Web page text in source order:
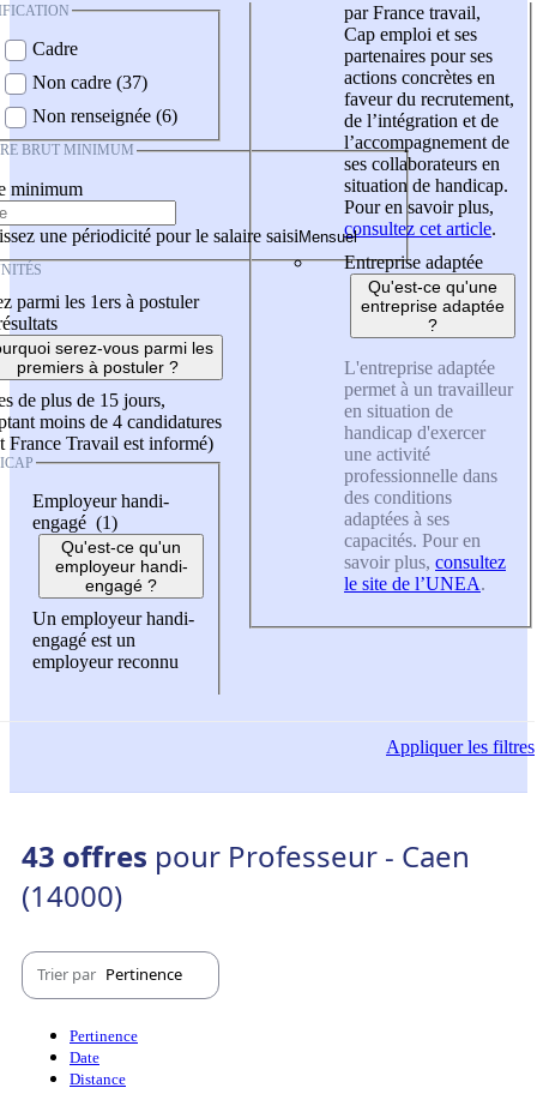
Cadre
Non cadre (37)
Non renseignée (6)
BRUT MINIMUM
minimum
une périodicité pour le salaire saisi
parmi les 1ers à postuler
serez-vous parmi les
premiers à postuler ?
de plus de 15 jours,
moins de 4 candidatures
France Travail est informé)
Employeur handi-
engagé (1)
Qu'est-ce qu'un
employeur handi-
engagé ?
Un employeur handi-
engagé est un
employeur reconnu
par France travail,
Cap emploi et ses
partenaires pour ses
actions concrètes en
faveur du recrutement,
de l’intégration et de
l’accompagnement de
ses collaborateurs en
situation de handicap.
Pour en savoir plus,
consultez cet article.
Entreprise adaptée
Qu'est-ce qu'une
entreprise adaptée
?
L'entreprise adaptée
permet à un travailleur
en situation de
handicap d'exercer
une activité
professionnelle dans
des conditions
adaptées à ses
capacités. Pour en
savoir plus, consultez
le site de l’UNEA.
Appliquerles filtres
43 offres pour Professeur - Caen
(14000)
Trier par Pertinence
Pertinence
Date
Distance